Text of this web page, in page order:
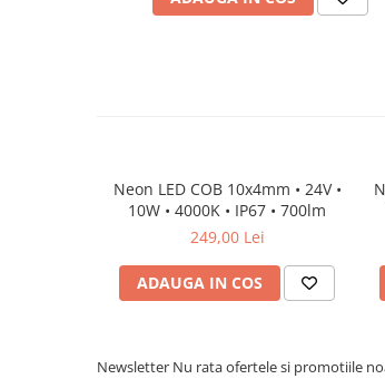
Accesorii profile led
Profil LED SHADOW
Sursa Banda Led
Neon LED COB 10x4mm • 24V •
10W • 4000K • IP67 • 700lm
249,00 Lei
ADAUGA IN COS
Newsletter Nu rata ofertele si promotiile